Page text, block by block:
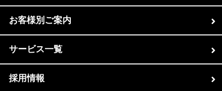
お客様別ご案内
サービス一覧
採用情報